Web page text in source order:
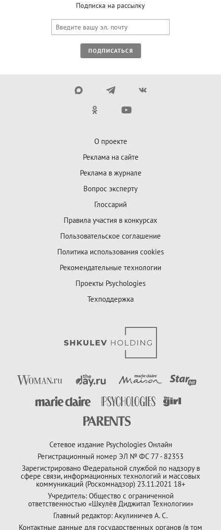
Подписка на рассылку
ПОДПИСАТЬСЯ
О проекте
Реклама на сайте
Реклама в журнале
Вопрос эксперту
Глоссарий
Правила участия в конкурсах
Пользовательское соглашение
Политика использования cookies
Рекомендательные технологии
Проекты Psychologies
Техподдержка
Сетевое издание Psychologies Онлайн
Регистрационный номер ЭЛ № ФС 77 - 82353
Зарегистрировано Федеральной службой по надзору в
сфере связи, информационных технологий и массовых
коммуникаций (Роскомнадзор) 23.11.2021 18+
Учредитель: Общество с ограниченной
ответственностью «Шкулёв Диджитал Технологии»
Главный редактор: Акулиничев А. С.
Контактные данные для государственных органов (в том